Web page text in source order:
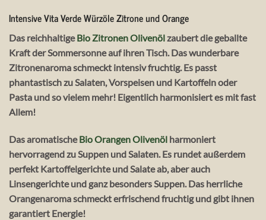
Intensive Vita Verde Würzöle Zitrone und Orange
Das reichhaltigeBio Zitronen Olivenölzaubert die geballte
Kraft der Sommersonne auf ihren Tisch. Das wunderbare
Zitronenaroma schmeckt intensiv fruchtig. Es passt
phantastisch zu Salaten, Vorspeisen und Kartoffeln oder
Pasta und so vielem mehr! Eigentlich harmonisiert es mit fast
Allem!
Das aromatischeBio Orangen Olivenöl harmoniert
hervorragend zu Suppen und Salaten. Es rundet außerdem
perfekt Kartoffelgerichte und Salate ab, aber auch
Linsengerichte und ganz besonders Suppen. Das herrliche
Orangenaroma schmeckt erfrischend fruchtig und gibt ihnen
garantiert Energie!